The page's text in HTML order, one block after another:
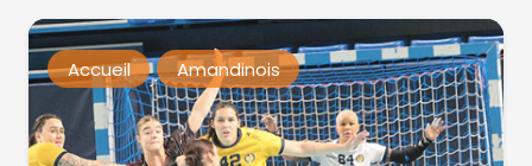
Accueil Amandinois